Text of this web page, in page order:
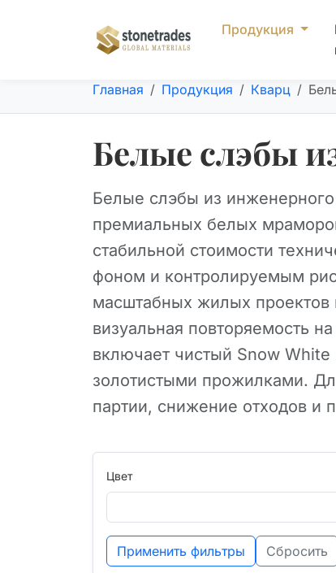
Продукция
Главная Продукция Кварц
Белые слэбы
Белые слэбы из
премиальных белых
стабильной стоимости
фоном и контролируемым
масштабных жилых проектов
визуальная повторяемость
включает чистый Snow
золотистыми прожилками.
партии, снижение отходов и
Цвет
Применить фильтры Сбросить